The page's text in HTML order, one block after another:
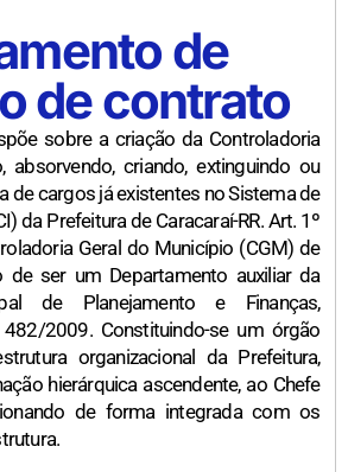
de
de contrato
sobre a criação da Controladoria
absorvendo, criando, extinguindo ou
de cargos já existentes no Sistema de
da Prefeitura de Caracaraí-RR. Art. 1º
Geral do Município (CGM) de
de ser um Departamento auxiliar da
de Planejamento e Finanças,
2009. Constituindo-se um órgão
organizacional da Prefeitura,
hierárquica ascendente, ao Chefe
de forma integrada com os